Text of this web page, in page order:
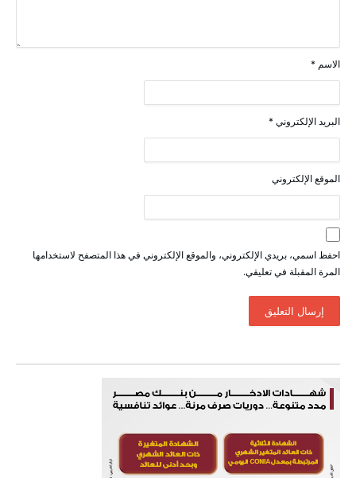
الاسم *
البريد الإلكتروني *
الموقع الإلكتروني
احفظ اسمي، بريدي الإلكتروني، والموقع الإلكتروني في هذا المتصفح لاستخدامها
المرة المقبلة في تعليقي.